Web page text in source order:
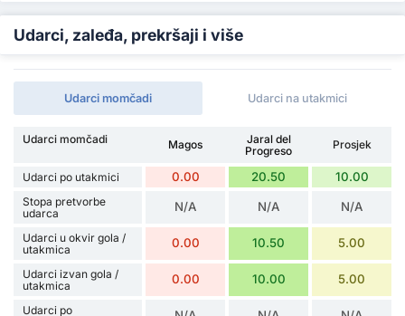
Udarci, zaleđa, prekršaji i više
Udarci momčadi Udarci na utakmici
Udarci momčadi Magos
Jaral del
Progreso
Prosjek
Udarci po utakmici 0.00 20.50 10.00
Stopa pretvorbe
udarca
N/A N/A N/A
Udarci u okvir gola /
utakmica
0.00 10.50 5.00
Udarci izvan gola /
utakmica
0.00 10.00 5.00
Udarci po